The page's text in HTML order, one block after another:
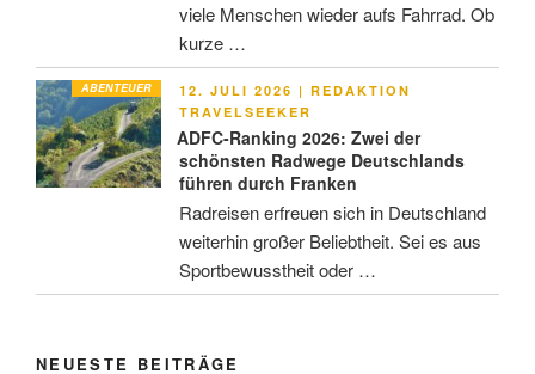
viele Menschen wieder aufs Fahrrad. Ob
kurze …
ABENTEUER
VERÖFFENTLICHT
AM
12. JULI 2026 | REDAKTION
TRAVELSEEKER
ADFC-Ranking 2026: Zwei der
schönsten Radwege Deutschlands
führen durch Franken
Radreisen erfreuen sich in Deutschland
weiterhin großer Beliebtheit. Sei es aus
Sportbewusstheit oder …
NEUESTE BEITRÄGE